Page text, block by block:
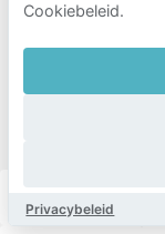
Brederode
Cookiebeleid.
Privacybeleid